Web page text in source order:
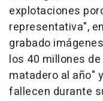
explotaciones
representativa",
grabado
los 40 millones
matadero al año"
fallecen durante